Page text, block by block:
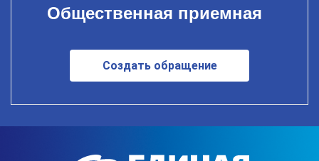
Общественная приемная
Создать обращение